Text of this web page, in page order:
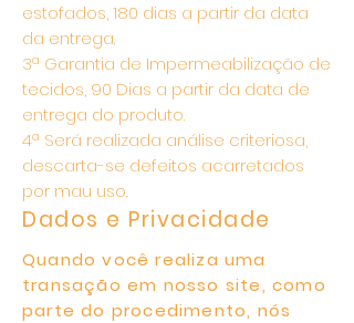
estofados, 180 dias a partir da data
da entrega.
3ª Garantia de Impermeabilização de
tecidos, 90 Dias a partir da data de
entrega do produto.
4ª Será realizada análise criteriosa,
descarta-se defeitos acarretados
por mau uso.
Dados e Privacidade
Quando você realiza uma
transação em nosso site, como
parte do procedimento, nós